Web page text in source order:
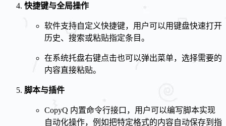
快捷键与全局操作
软件支持自定义快捷键，用户可以用键盘快速打开
历史、搜索或粘贴指定条目。
在系统托盘右键点击也可以弹出菜单，选择需要的
内容直接粘贴。
脚本与插件
CopyQ 内置命令行接口，用户可以编写脚本实现
自动化操作，例如把特定格式的内容自动保存到指